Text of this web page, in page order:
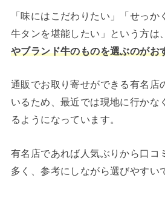
「味にはこだわりたい」「せっ
牛タンを堪能したい」という方は、
やブランド牛のものを選ぶのがお
通販でお取り寄せができる有名店
いるため、最近では現地に行かな
るようになっています。
有名店であれば人気ぶりから口コ
多く、参考にしながら選びやすい